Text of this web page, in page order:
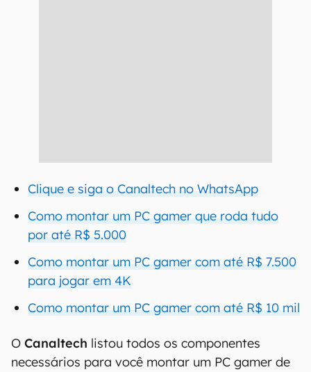
Clique e siga o Canaltech no WhatsApp
Como montar um PC gamer que roda tudo
por até R$ 5.000
Como montar um PC gamer com até R$ 7.500
para jogar em 4K
Como montar um PC gamer com até R$ 10 mil
O Canaltech listou todos os componentes
necessários para você montar um PC gamer de